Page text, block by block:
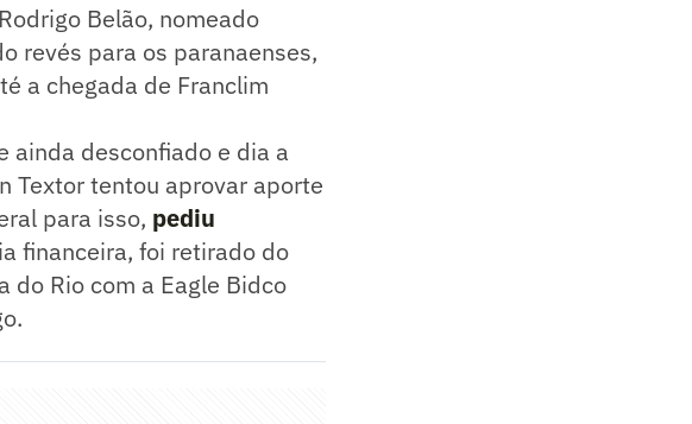
Belão, nomeado
revés para os paranaenses,
a chegada de Franclim
ainda desconfiado e dia a
Textor tentou aprovar aporte
para isso, pediu
financeira, foi retirado do
do Rio com a Eagle Bidco